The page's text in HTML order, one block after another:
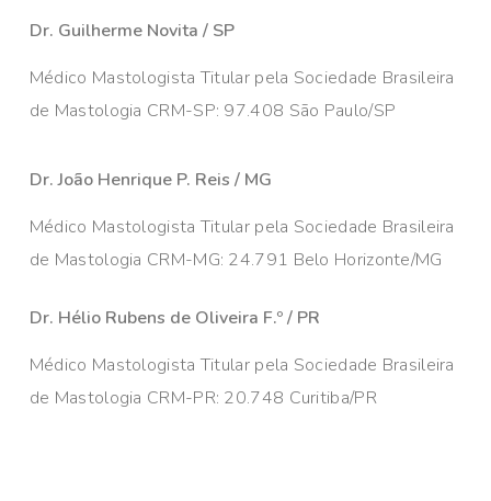
Dr. Guilherme Novita / SP
Médico Mastologista Titular pela Sociedade Brasileira
de Mastologia CRM-SP: 97.408 São Paulo/SP
Dr. João Henrique P. Reis / MG
Médico Mastologista Titular pela Sociedade Brasileira
de Mastologia CRM-MG: 24.791 Belo Horizonte/MG
Dr. Hélio Rubens de Oliveira F.º / PR
Médico Mastologista Titular pela Sociedade Brasileira
de Mastologia CRM-PR: 20.748 Curitiba/PR